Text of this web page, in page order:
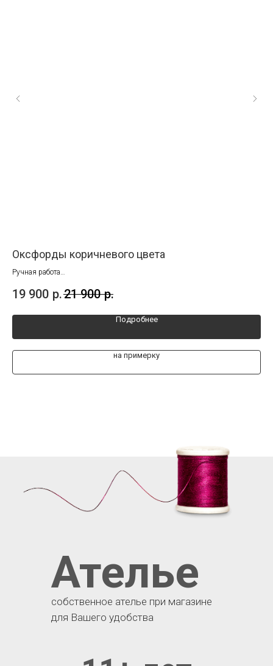
Оксфорды коричневого цвета
Ручная работа
19 900 р.21 900 р.
Подробнее
на примерку
Ателье
собственное ателье при магазине
для Вашего удобства